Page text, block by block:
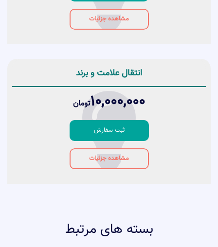
مشاهده جزئیات
انتقال علامت و برند
10,000,000تومان
ثبت سفارش
مشاهده جزئیات
بسته های مرتبط